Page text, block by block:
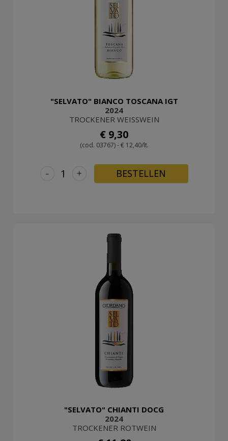
"SELVATO" BIANCO TOSCANA IGT
2024
TROCKENER WEISSWEIN
€ 9,30
(cod. 03767) - € 12,40/lt.
+
- BESTELLEN
"SELVATO" CHIANTI DOCG
2024
TROCKENER ROTWEIN